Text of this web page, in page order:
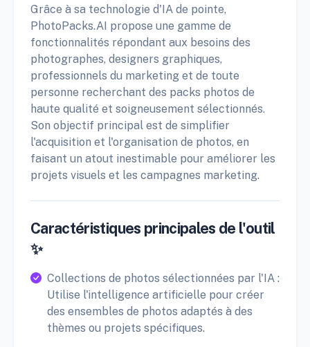
Grâce à sa technologie d'IA de pointe,
PhotoPacks.AI propose une gamme de
fonctionnalités répondant aux besoins des
photographes, designers graphiques,
professionnels du marketing et de toute
personne recherchant des packs photos de
haute qualité et soigneusement sélectionnés.
Son objectif principal est de simplifier
l'acquisition et l'organisation de photos, en
faisant un atout inestimable pour améliorer les
projets visuels et les campagnes marketing.
Caractéristiques principales de l'outil
✨
Collections de photos sélectionnées par l'IA :
Utilise l'intelligence artificielle pour créer
des ensembles de photos adaptés à des
thèmes ou projets spécifiques.